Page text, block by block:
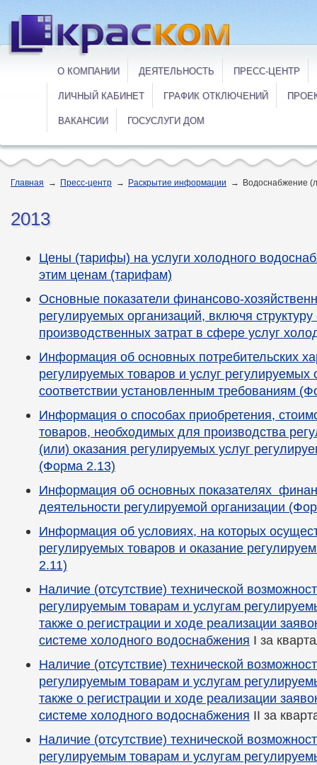
О КОМПАНИИ ДЕЯТЕЛЬНОСТЬ ПРЕСС-ЦЕНТР
ЛИЧНЫЙ КАБИНЕТ ГРАФИК ОТКЛЮЧЕНИЙ
ВАКАНСИИ ГОСУСЛУГИ ДОМ
Главная → Пресс-центр → Раскрытие информации → Водоснабжение
2013
Цены (тарифы) на услуги холодного
этим ценам (тарифам)
Основные показатели финансово-
регулируемых организаций, включя
производственных затрат в сфере услуг
Информация об основных потребительских
регулируемых товаров и услуг регулируемых
соответствии установленным требованиям
Информация о способах приобретения,
товаров, необходимых для производства
(или) оказания регулируемых услуг
(Форма 2.13)
Информация об основных показателях
деятельности регулируемой организации
Информация об условиях, на которых
регулируемых товаров и оказание
2.11)
Наличие (отсутствие) технической
регулируемым товарам и услугам
также о регистрации и ходе реализации
системе холодного водоснабжения I за
Наличие (отсутствие) технической
регулируемым товарам и услугам
также о регистрации и ходе реализации
системе холодного водоснабжения II за
Наличие (отсутствие) технической
регулируемым товарам и услугам